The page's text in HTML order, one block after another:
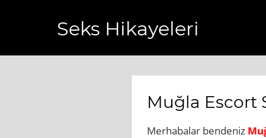
Seks Hikayeleri
Muğla Escort
Merhabalar bendeniz